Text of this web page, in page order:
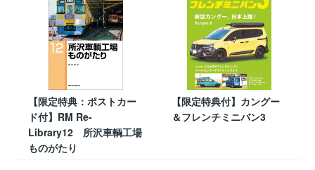
【限定特典：ポストカー
ド付】RM Re-
Library12 所沢車輌工場
ものがたり
【限定特典付】カングー
＆フレンチミニバン3